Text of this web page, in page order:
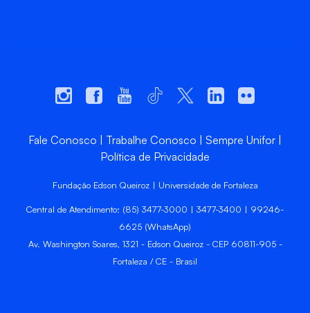
Fale Conosco Trabalhe Conosco
Sempre Unifor
Política de Privacidade
Fundação Edson Queiroz | Universidade de Fortaleza
Central de Atendimento: (85) 3477-3000 | 3477-3400 | 99246-
6625 (WhatsApp)
Av. Washington Soares, 1321 - Edson Queiroz - CEP 60811-905 -
Fortaleza / CE - Brasil